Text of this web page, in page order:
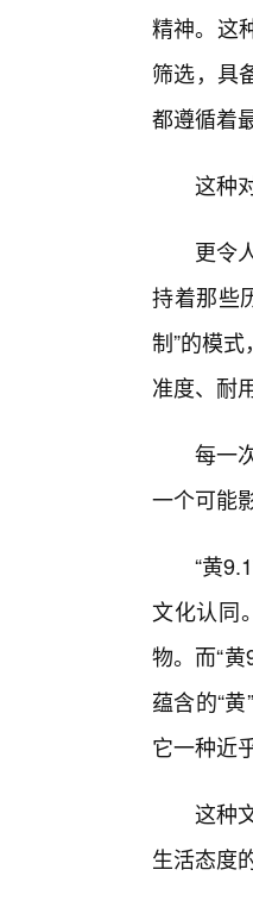
精神。这
筛选，具
都遵循着
这种
更令
持着那些
制”的模
准度、耐
每一
一个可能
“黄
文化认同
物。而“
蕴含的“
它一种近
这种
生活态度